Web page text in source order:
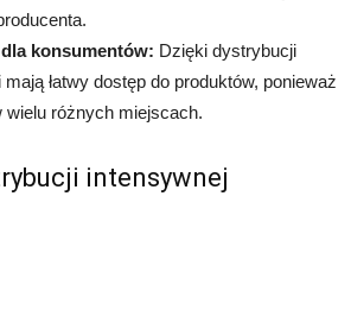
konsumentów: Dzięki dystrybucji
łatwy dostęp do produktów, ponieważ
wielu różnych miejscach.
intensywnej